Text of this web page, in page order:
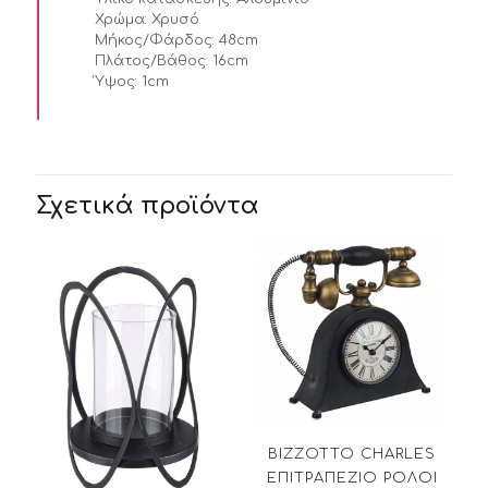
Χρώμα: Χρυσό
Μήκος/Φάρδος:48cm
Πλάτος/Βάθος: 16cm
Ύψος: 1cm
Σχετικά προϊόντα
BIZZOTTO CHARLES
ΕΠΙΤΡΑΠΕΖΙΟ ΡΟΛΟΙ